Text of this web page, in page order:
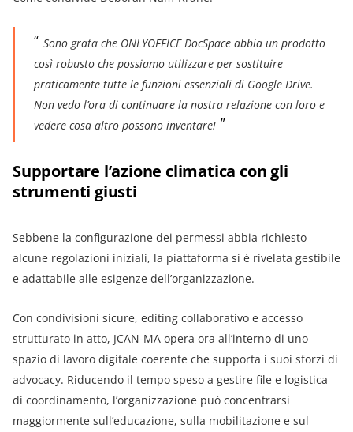
Sono grata che ONLYOFFICE DocSpace abbia un prodotto
così robusto che possiamo utilizzare per sostituire
praticamente tutte le funzioni essenziali di Google Drive.
Non vedo l’ora di continuare la nostra relazione con loro e
vedere cosa altro possono inventare!
Supportare l’azione climatica con gli
strumenti giusti
Sebbene la configurazione dei permessi abbia richiesto
alcune regolazioni iniziali, la piattaforma si è rivelata gestibile
e adattabile alle esigenze dell’organizzazione.
Con condivisioni sicure, editing collaborativo e accesso
strutturato in atto, JCAN-MA opera ora all’interno di uno
spazio di lavoro digitale coerente che supporta i suoi sforzi di
advocacy. Riducendo il tempo speso a gestire file e logistica
di coordinamento, l’organizzazione può concentrarsi
maggiormente sull’educazione, sulla mobilitazione e sul